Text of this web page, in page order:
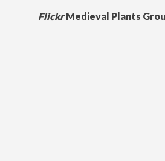
FlickrMedieval Plants